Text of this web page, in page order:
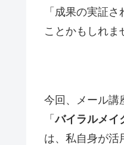
「成果の実証
ことかもしれま
今回、メール講
「バイラルメイ
は、私自身が活